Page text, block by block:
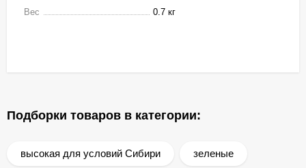
Вес
0.7 кг
Подборки товаров в категории:
высокая для условий Сибири зеленые